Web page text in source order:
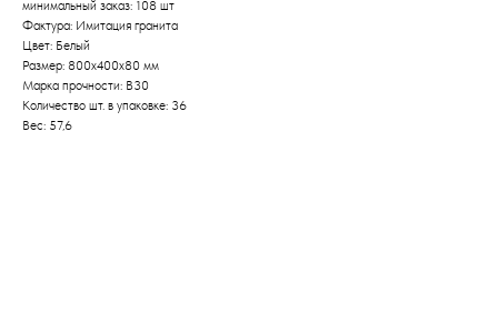
минимальный заказ: 108 шт
Фактура: Имитация гранита
Цвет: Белый
Размер: 800х400х80 мм
Марка прочности: B30
Количество шт. в упаковке: 36
Вес: 57,6